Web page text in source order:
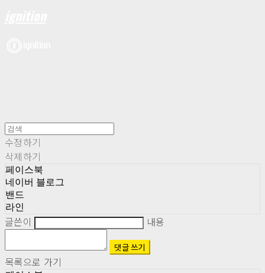
수정하기
삭제하기
페이스북
네이버 블로그
밴드
라인
글쓴이 내용
댓글 쓰기
목록으로 가기